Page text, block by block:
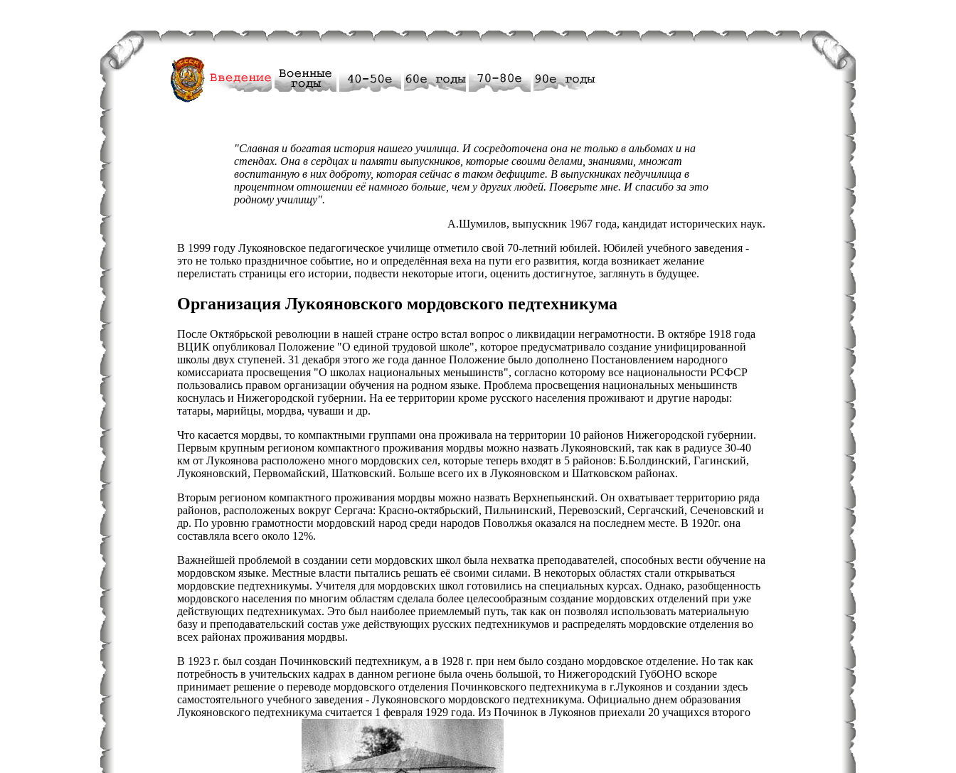
"Славная и богатая история нашего училища. И сосредоточена она не только в альбомах и на
стендах. Она в сердцах и памяти выпускников, которые своими делами, знаниями, множат
воспитанную в них доброту, которая сейчас в таком дефиците. В выпускниках педучилища в
процентном отношении её намного больше, чем у других людей. Поверьте мне. И спасибо за это
родному училищу".
А.Шумилов, выпускник 1967 года, кандидат исторических наук.
В 1999 году Лукояновское педагогическое училище отметило свой 70-летний юбилей. Юбилей учебного заведения -
это не только праздничное событие, но и определённая веха на пути его развития, когда возникает желание
перелистать страницы его истории, подвести некоторые итоги, оценить достигнутое, заглянуть в будущее.
Организация Лукояновского мордовского педтехникума
После Октябрьской революции в нашей стране остро встал вопрос о ликвидации неграмотности. В октябре 1918 года
ВЦИК опубликовал Положение "О единой трудовой школе", которое предусматривало создание унифицированной
школы двух ступеней. 31 декабря этого же года данное Положение было дополнено Постановлением народного
комиссариата просвещения "О школах национальных меньшинств", согласно которому все национальности РСФСР
пользовались правом организации обучения на родном языке. Проблема просвещения национальных меньшинств
коснулась и Нижегородской губернии. На ее территории кроме русского населения проживают и другие народы:
татары, марийцы, мордва, чуваши и др.
Что касается мордвы, то компактными группами она проживала на территории 10 районов Нижегородской губернии.
Первым крупным регионом компактного проживания мордвы можно назвать Лукояновский, так как в радиусе 30-40
км от Лукоянова расположено много мордовских сел, которые теперь входят в 5 районов: Б.Болдинский, Гагинский,
Лукояновский, Первомайский, Шатковский. Больше всего их в Лукояновском и Шатковском районах.
Вторым регионом компактного проживания мордвы можно назвать Верхнепьянский. Он охватывает территорию ряда
районов, расположеных вокруг Сергача: Красно-октябрьский, Пильнинский, Перевозский, Сергачский, Сеченовский и
др. По уровню грамотности мордовский народ среди народов Поволжья оказался на последнем месте. В 1920г. она
составляла всего около 12%.
Важнейшей проблемой в создании сети мордовских школ была нехватка преподавателей, способных вести обучение на
мордовском языке. Местные власти пытались решать её своими силами. В некоторых областях стали открываться
мордовские педтехникумы. Учителя для мордовских школ готовились на специальных курсах. Однако, разобщенность
мордовского населения по многим областям сделала более целесообразным создание мордовских отделений при уже
действующих педтехникумах. Это был наиболее приемлемый путь, так как он позволял использовать материальную
базу и преподавательский состав уже действующих русских педтехникумов и распределять мордовские отделения во
всех районах проживания мордвы.
В 1923 г. был создан Починковский педтехникум, а в 1928 г. при нем было создано мордовское отделение. Но так как
потребность в учительских кадрах в данном регионе была очень большой, то Нижегородский ГубОНО вскоре
принимает решение о переводе мордовского отделения Починковского педтехникума в г.Лукоянов и создании здесь
самостоятельного учебного заведения - Лукояновского мордовского педтехникума. Официально днем образования
Лукояновского педтехникума считается 1 февраля 1929 года. Из Починок в Лукоянов приехали 20 учащихся второго